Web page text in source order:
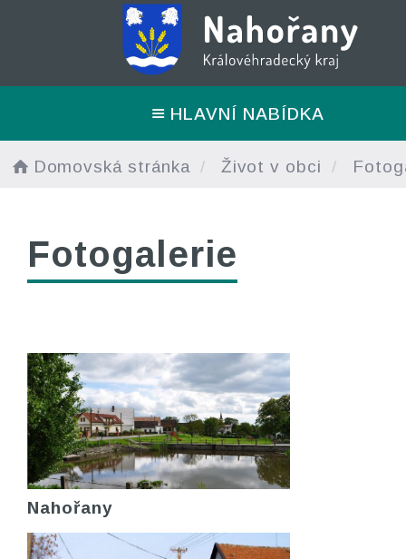
HLAVNÍ NABÍDKA
Domovská stránka Život v obci
Fotogalerie
Nahořany